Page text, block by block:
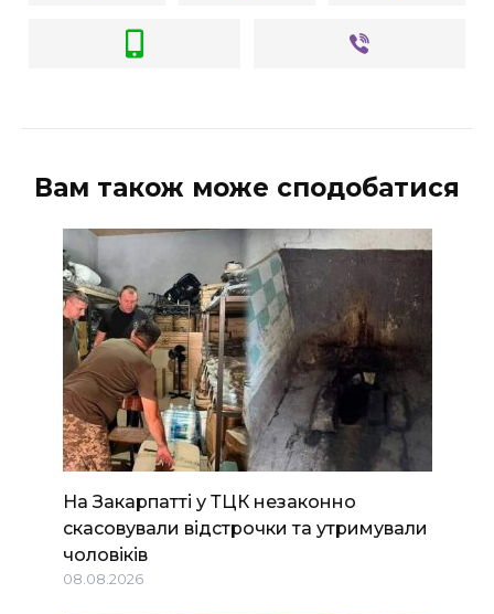
Вам також може сподобатися
На Закарпатті у ТЦК незаконно
скасовували відстрочки та утримували
чоловіків
08.08.2026